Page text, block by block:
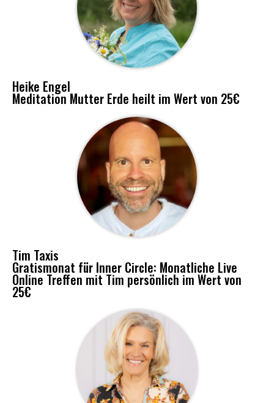
Heike Engel
Meditation Mutter Erde heilt im Wert von 25€
Tim Taxis
Gratismonat für Inner Circle: Monatliche Live
Online Treffen mit Tim persönlich im Wert von
25€